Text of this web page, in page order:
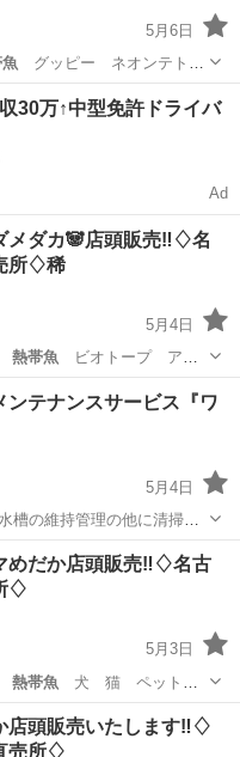
5月6日
グッピー ネオンテト
のペット メダカ
30万↑中型免許ドライバ
Ad
メダカ🐼店頭販売‼️♢名
所♢稀
5月4日
熱帯魚ビオトープ アク
他のペット メダカ
ンテナンスサービス『ワ
5月4日
槽の維持管理の他に清掃業
アクアリウム
めだか店頭販売‼️♢名古
♢
5月3日
熱帯魚犬 猫 ペット
他のペット メダカ
店頭販売いたします‼️♢
売所♢